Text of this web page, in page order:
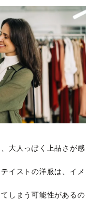
大人っぽく上品さが感
イストの洋服は、イメ
しまう可能性があるの